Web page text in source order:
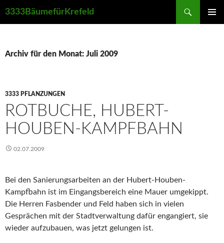
3333BäumefürKrefeld
Archiv für den Monat: Juli 2009
3333 PFLANZUNGEN
ROTBUCHE, HUBERT-
HOUBEN-KAMPFBAHN
02.07.2009
Bei den Sanierungsarbeiten an der Hubert-Houben-
Kampfbahn ist im Eingangsbereich eine Mauer umgekippt.
Die Herren Fasbender und Feld haben sich in vielen
Gesprächen mit der Stadtverwaltung dafür engangiert, sie
wieder aufzubauen, was jetzt gelungen ist.